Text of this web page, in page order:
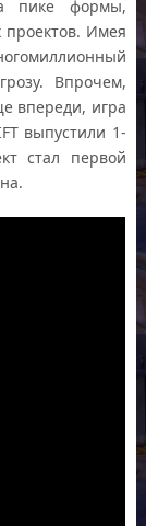
пике формы,
проектов. Имея
Впрочем,
впереди, игра
выпустили 1-
стал первой